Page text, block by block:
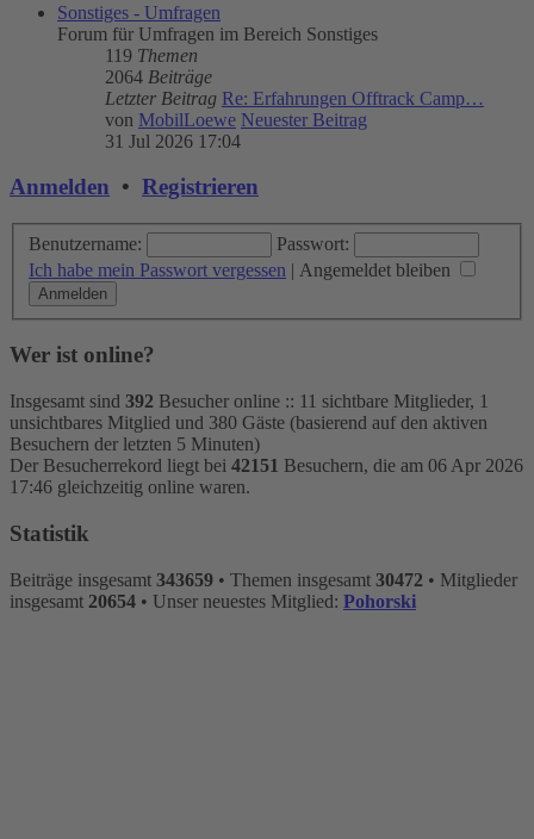
Sonstiges - Umfragen
Forum für Umfragen im Bereich Sonstiges
119 Themen
2064 Beiträge
Letzter Beitrag Re: Erfahrungen Offtrack Camp…
von MobilLoewe Neuester Beitrag
31 Jul 2026 17:04
Anmelden • Registrieren
Benutzername:
Passwort:
Ich habe mein Passwort vergessen | Angemeldet bleiben
Wer ist online?
Insgesamt sind 392 Besucher online :: 11 sichtbare Mitglieder, 1
unsichtbares Mitglied und 380 Gäste (basierend auf den aktiven
Besuchern der letzten 5 Minuten)
Der Besucherrekord liegt bei 42151 Besuchern, die am 06 Apr 2026
17:46 gleichzeitig online waren.
Statistik
Beiträge insgesamt 343659 • Themen insgesamt 30472 • Mitglieder
insgesamt 20654 • Unser neuestes Mitglied: Pohorski